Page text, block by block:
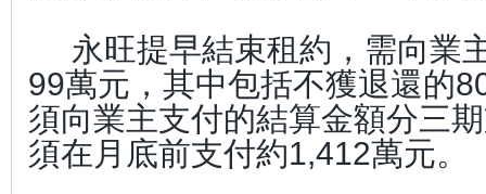
永旺提早結束租約，需向業
99萬元，其中包括不獲退還的
須向業主支付的結算金額分三
須在月底前支付約1,412萬元。